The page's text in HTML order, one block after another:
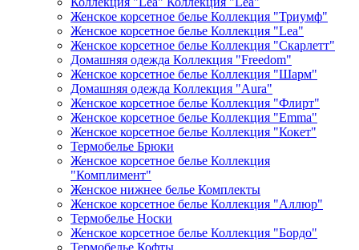
Женское корсетное белье Коллекция "Триумф"
Женское корсетное белье Коллекция "Lea"
Женское корсетное белье Коллекция "Скарлетт"
Домашняя одежда Коллекция "Freedom"
Женское корсетное белье Коллекция "Шарм"
Домашняя одежда Коллекция "Aura"
Женское корсетное белье Коллекция "Флирт"
Женское корсетное белье Коллекция "Emma"
Женское корсетное белье Коллекция "Кокет"
Термобелье Брюки
Женское корсетное белье Коллекция
"Комплимент"
Женское нижнее белье Комплекты
Женское корсетное белье Коллекция "Аллюр"
Термобелье Носки
Женское корсетное белье Коллекция "Бордо"
Термобелье Кофты